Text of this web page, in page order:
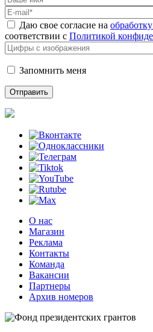
Даю свое согласие на
соответствии с Политикой
Запомнить меня
О нас
Магазин
Реклама
Контакты
Команда
Вакансии
Партнеры
Архив номеров